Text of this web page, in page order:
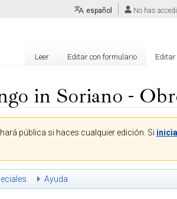
in Soriano -
pública si haces cualquier edición. Si
Ayuda
español No has
Leer Editar con formulario Editar